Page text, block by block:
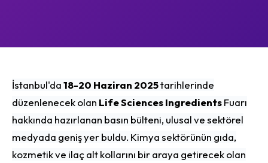
İstanbul'da18-20 Haziran 2025tarihlerinde
düzenlenecek olan Life Sciences IngredientsFuarı
hakkında hazırlanan basın bülteni, ulusal ve sektörel
medyada geniş yer buldu. Kimya sektörünün gıda,
kozmetik ve ilaç alt kollarını bir araya getirecek olan